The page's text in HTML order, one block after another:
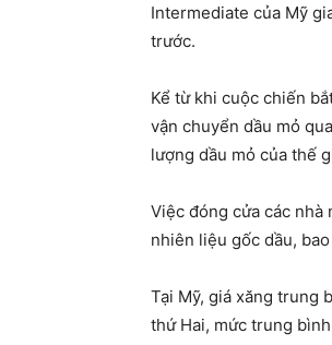
Intermediate của Mỹ
trước.
Kể từ khi cuộc chiến
vận chuyển dầu mỏ
lượng dầu mỏ của thế
Việc đóng cửa các nhà
nhiên liệu gốc dầu,
Tại Mỹ, giá xăng trung
thứ Hai, mức trung